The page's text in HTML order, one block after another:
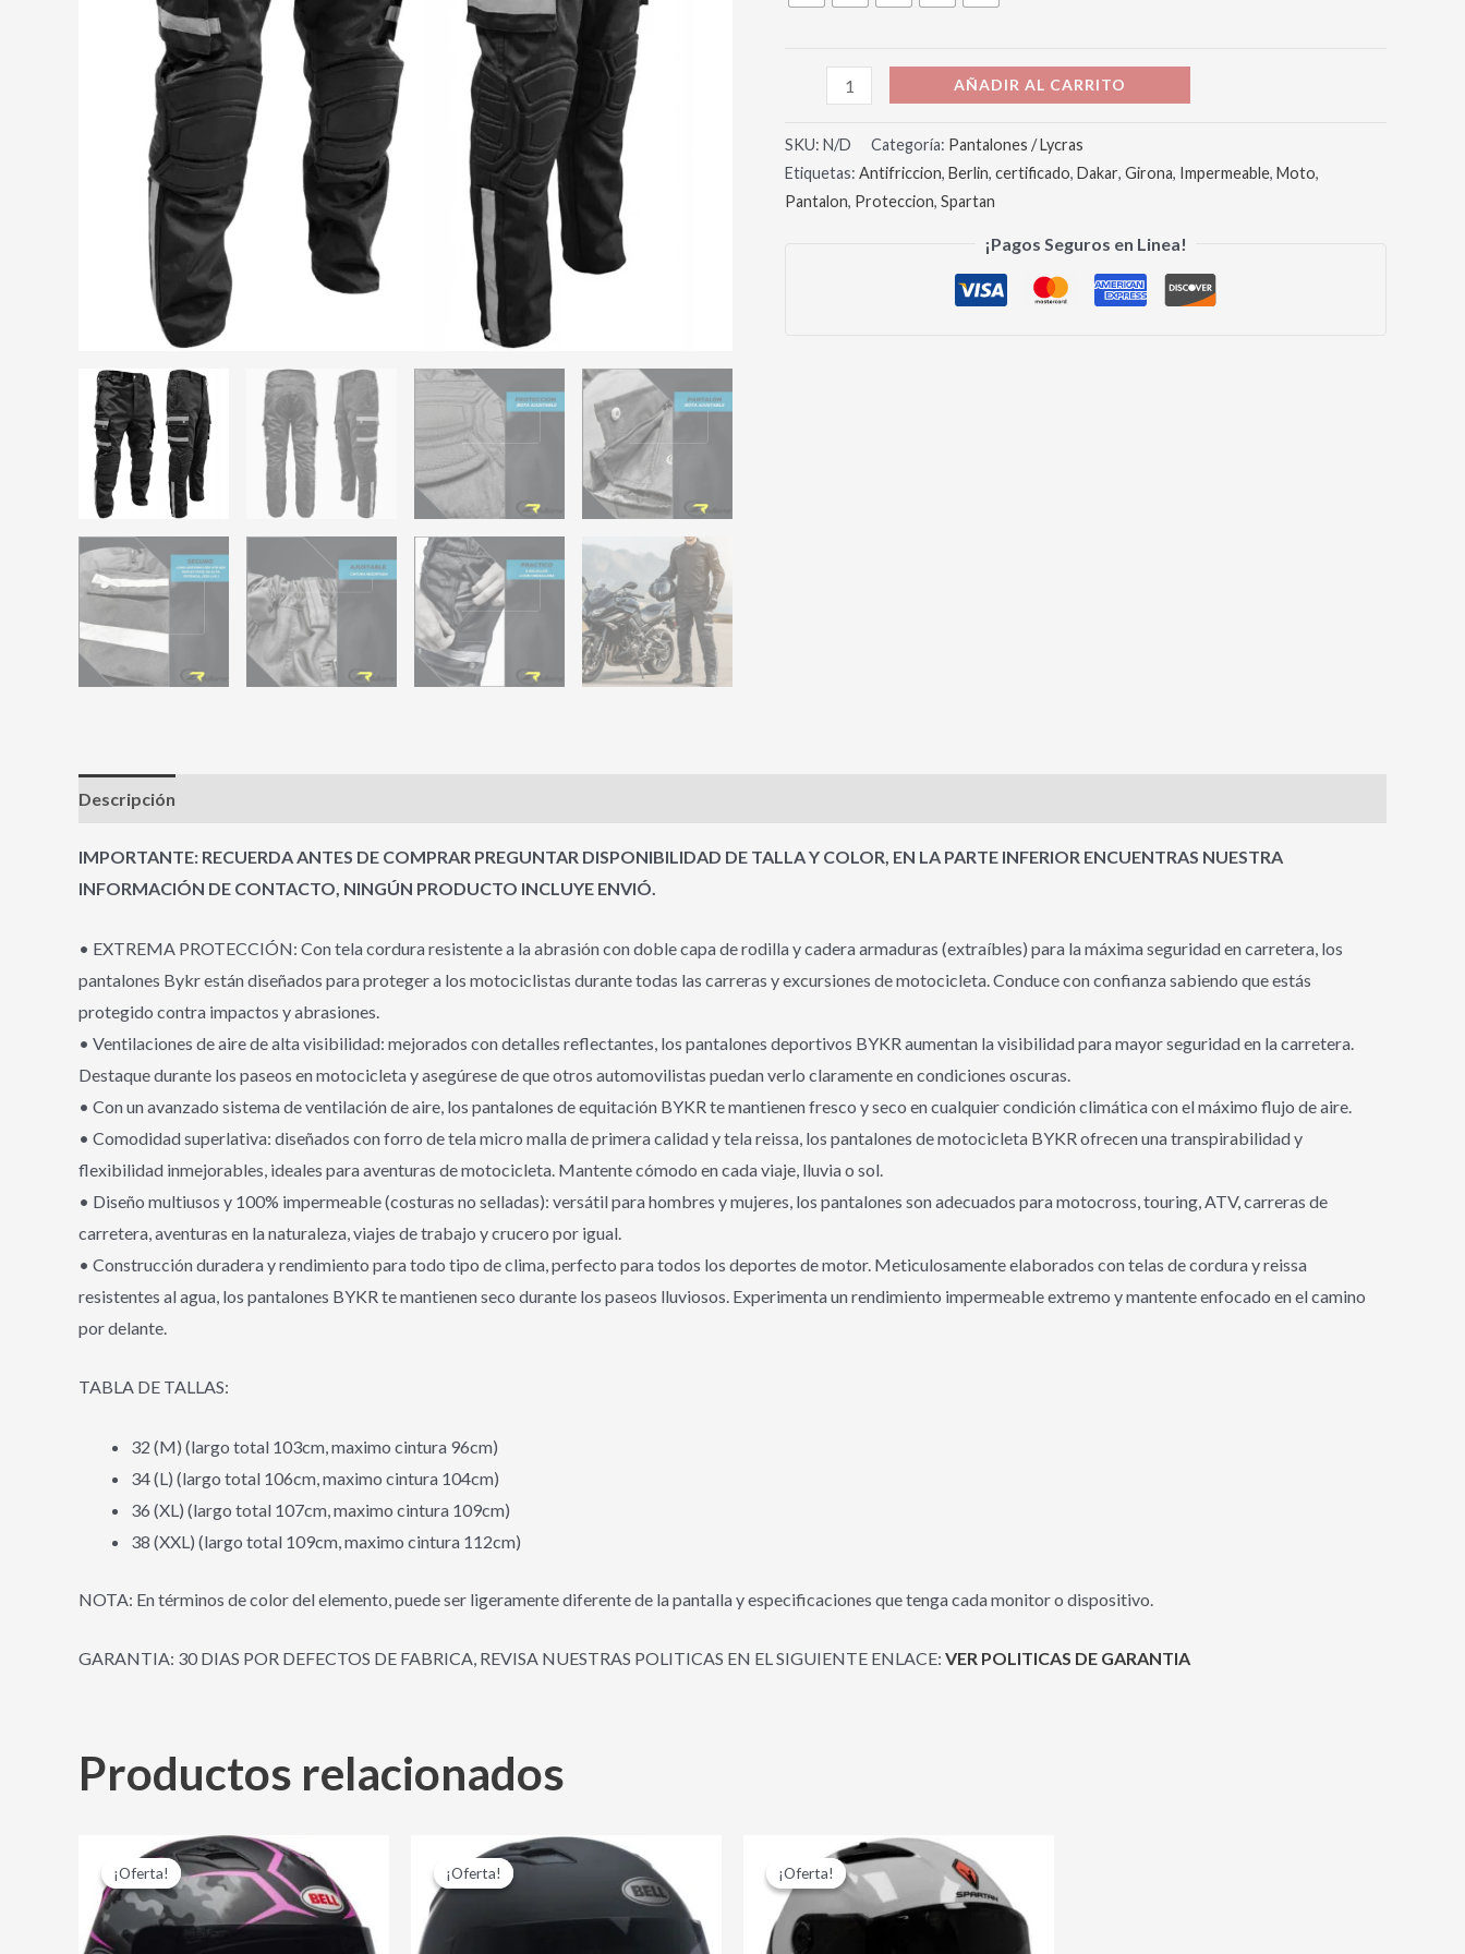
AÑADIR AL CARRITO
SKU: N/D Categoría: Pantalones / Lycras
Etiquetas: Antifriccion, Berlin, certificado, Dakar, Girona, Impermeable, Moto,
Pantalon, Proteccion, Spartan
¡Pagos Seguros en Linea!
Descripción
IMPORTANTE: RECUERDA ANTES DE COMPRAR PREGUNTAR DISPONIBILIDAD DE TALLA Y COLOR, EN LA PARTE INFERIOR ENCUENTRAS NUESTRA
INFORMACIÓN DE CONTACTO, NINGÚN PRODUCTO INCLUYE ENVIÓ.
• EXTREMA PROTECCIÓN: Con tela cordura resistente a la abrasión con doble capa de rodilla y cadera armaduras (extraíbles) para la máxima seguridad en carretera, los
pantalones Bykr están diseñados para proteger a los motociclistas durante todas las carreras y excursiones de motocicleta. Conduce con confianza sabiendo que estás
protegido contra impactos y abrasiones.
• Ventilaciones de aire de alta visibilidad: mejorados con detalles reflectantes, los pantalones deportivos BYKR aumentan la visibilidad para mayor seguridad en la carretera.
Destaque durante los paseos en motocicleta y asegúrese de que otros automovilistas puedan verlo claramente en condiciones oscuras.
• Con un avanzado sistema de ventilación de aire, los pantalones de equitación BYKR te mantienen fresco y seco en cualquier condición climática con el máximo flujo de aire.
• Comodidad superlativa: diseñados con forro de tela micro malla de primera calidad y tela reissa, los pantalones de motocicleta BYKR ofrecen una transpirabilidad y
flexibilidad inmejorables, ideales para aventuras de motocicleta. Mantente cómodo en cada viaje, lluvia o sol.
• Diseño multiusos y 100% impermeable (costuras no selladas): versátil para hombres y mujeres, los pantalones son adecuados para motocross, touring, ATV, carreras de
carretera, aventuras en la naturaleza, viajes de trabajo y crucero por igual.
• Construcción duradera y rendimiento para todo tipo de clima, perfecto para todos los deportes de motor. Meticulosamente elaborados con telas de cordura y reissa
resistentes al agua, los pantalones BYKR te mantienen seco durante los paseos lluviosos. Experimenta un rendimiento impermeable extremo y mantente enfocado en el camino
por delante.
TABLA DE TALLAS:
32 (M) (largo total 103cm, maximo cintura 96cm)
34 (L) (largo total 106cm, maximo cintura 104cm)
36 (XL) (largo total 107cm, maximo cintura 109cm)
38 (XXL) (largo total 109cm, maximo cintura 112cm)
NOTA: En términos de color del elemento, puede ser ligeramente diferente de la pantalla y especificaciones que tenga cada monitor o dispositivo.
GARANTIA: 30 DIAS POR DEFECTOS DE FABRICA, REVISA NUESTRAS POLITICAS EN EL SIGUIENTE ENLACE: VER POLITICAS DE GARANTIA
Productos relacionados
¡Oferta!
¡Oferta!
El
precio
original
era:
$ 599,000.00.
El
precio
actual
es:
$ 489,000.00.tiene
múltiples
¡Oferta!
¡Oferta!
El
precio
original
$ 599,000.00.
El
actual
$ 489,000.00. tiene
múltiples
¡Oferta!
¡Oferta!
El
precio
original
$ 395,000.00.
El
precio
actual
es:
$ 350,000.00. tiene
múltiples